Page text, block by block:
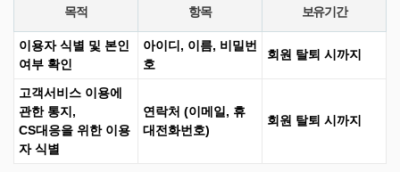
목적 항목 보유기간
이용자 식별 및 본인
여부 확인
아이디, 이름, 비밀번
호
회원 탈퇴 시까지
고객서비스 이용에
관한 통지,
CS대응을 위한 이용
자 식별
연락처 (이메일, 휴
대전화번호)
회원 탈퇴 시까지